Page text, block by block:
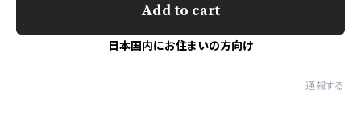
Add to cart
日本国内にお住まいの方向け
通報する